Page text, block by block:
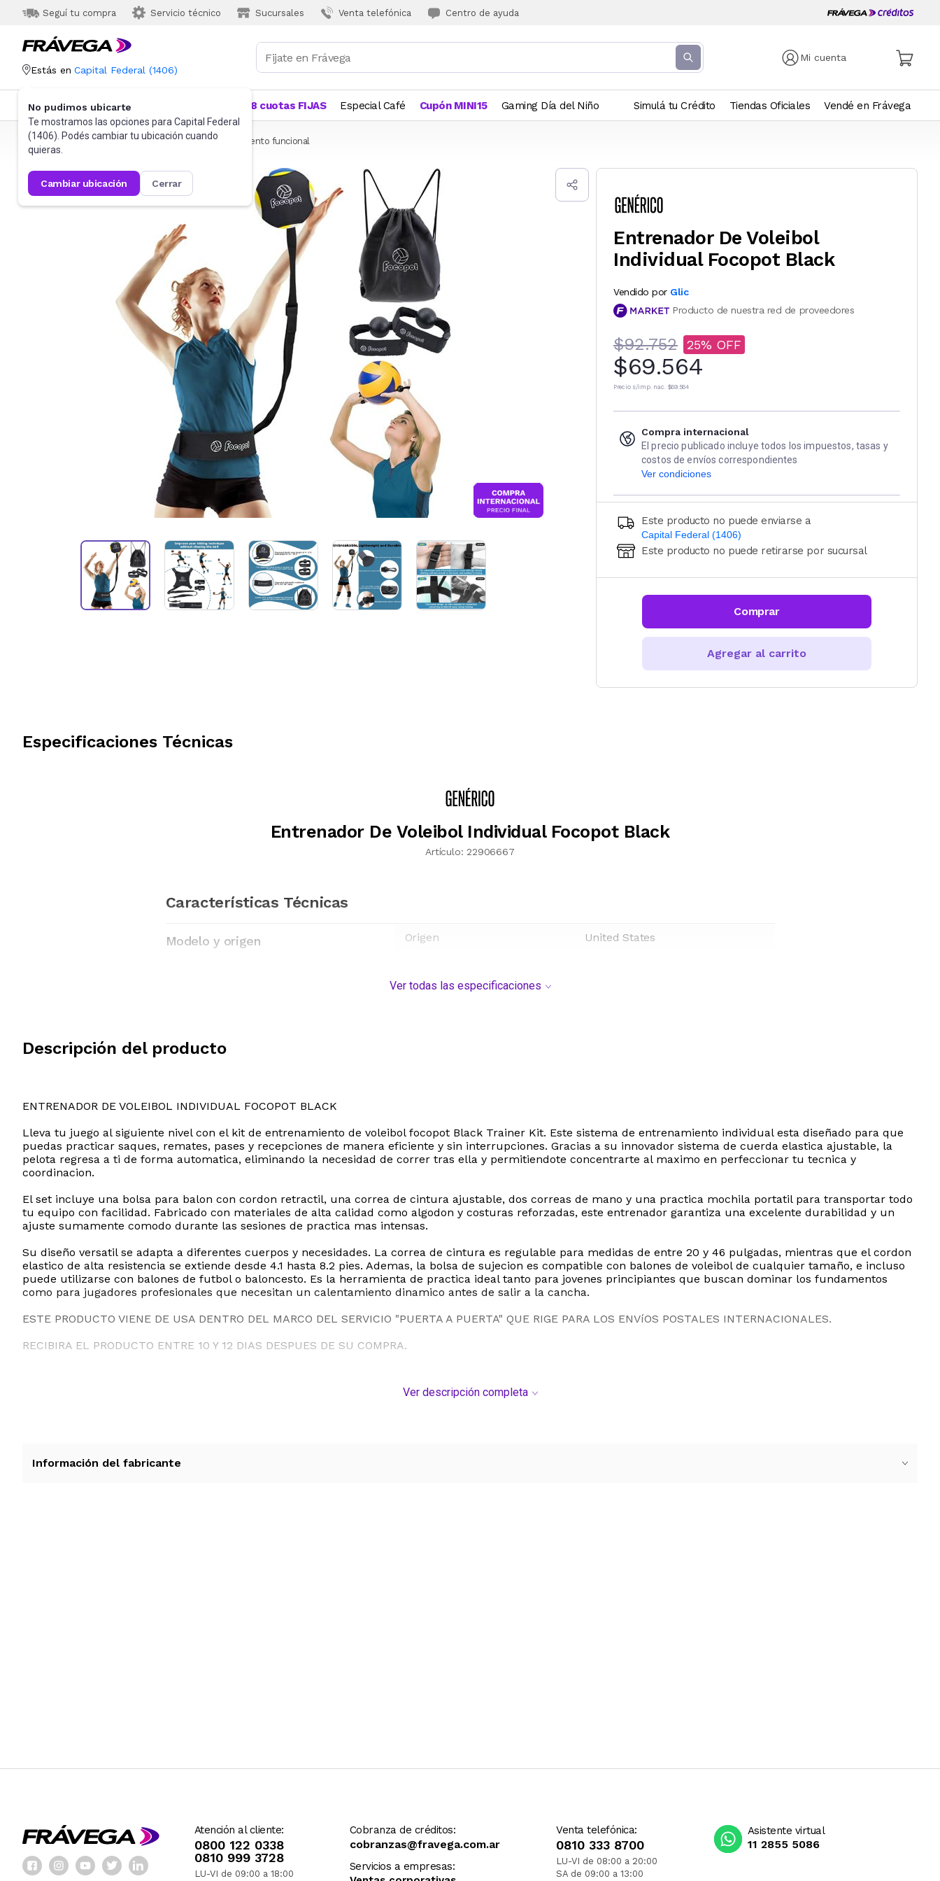
Seguí tu compra Servicio técnico Sucursales Venta telefónica Centro de ayuda
Mi cuenta
Estás en Capital Federal (1406)
No pudimos ubicarte
Te mostramos las opciones para Capital Federal
(1406). Podés cambiar tu ubicación cuando
quieras.
cambiar ubicación cerrar
Categorías Más Vendidos 18 cuotas FIJAS Especial Café Cupón MINI15 Gaming Día del Niño Simulá tu Crédito Tiendas Oficiales Vendé en Frávega
Frávega Deportes y fitness Fitness Entrenamiento funcional
Entrenador De Voleibol
Individual Focopot Black
Vendido por Glic
Producto de nuestra red de proveedores
$92.752 25
$69.564
Precio s/imp. nac. $69.564
Compra internacional
El precio publicado incluye todos los impuestos, tasas y
costos de envíos correspondientes
Ver condiciones
Este producto no puede enviarse a
Capital Federal (1406)
Ingresá código postal (sólo números)
CALCULAR
Este producto no puede retirarse por sucursal
Comprar
Agregar al carrito
Especificaciones Técnicas
Entrenador De Voleibol Individual Focopot Black
Artículo: 22906667
Características Técnicas
Modelo y origen Origen United States
Ver todas las especificaciones
Descripción del producto
ENTRENADOR DE VOLEIBOL INDIVIDUAL FOCOPOT BLACK
Lleva tu juego al siguiente nivel con el kit de entrenamiento de voleibol focopot Black Trainer Kit. Este sistema de entrenamiento individual esta diseñado para que
puedas practicar saques, remates, pases y recepciones de manera eficiente y sin interrupciones. Gracias a su innovador sistema de cuerda elastica ajustable, la
pelota regresa a ti de forma automatica, eliminando la necesidad de correr tras ella y permitiendote concentrarte al maximo en perfeccionar tu tecnica y
coordinacion.
El set incluye una bolsa para balon con cordon retractil, una correa de cintura ajustable, dos correas de mano y una practica mochila portatil para transportar todo
tu equipo con facilidad. Fabricado con materiales de alta calidad como algodon y costuras reforzadas, este entrenador garantiza una excelente durabilidad y un
ajuste sumamente comodo durante las sesiones de practica mas intensas.
Su diseño versatil se adapta a diferentes cuerpos y necesidades. La correa de cintura es regulable para medidas de entre 20 y 46 pulgadas, mientras que el cordon
elastico de alta resistencia se extiende desde 4.1 hasta 8.2 pies. Ademas, la bolsa de sujecion es compatible con balones de voleibol de cualquier tamaño, e incluso
puede utilizarse con balones de futbol o baloncesto. Es la herramienta de practica ideal tanto para jovenes principiantes que buscan dominar los fundamentos
como para jugadores profesionales que necesitan un calentamiento dinamico antes de salir a la cancha.
ESTE PRODUCTO VIENE DE USA DENTRO DEL MARCO DEL SERVICIO "PUERTA A PUERTA" QUE RIGE PARA LOS ENVíOS POSTALES INTERNACIONALES.
RECIBIRA EL PRODUCTO ENTRE 10 Y 12 DIAS DESPUES DE SU COMPRA.
Ver descripción completa
Información del fabricante
Atención al cliente:
0800 122 0338
0810 999 3728
LU-VI de 09:00 a 18:00
Cobranza de créditos:
cobranzas@fravega.com.ar
Servicios a empresas:
Venta telefónica:
0810 333 8700
LU-VI de 08:00 a 20:00
SA de 09:00 a 13:00
Asistente virtual
11 2855 5086